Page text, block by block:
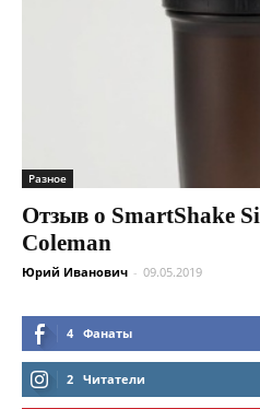
Разное
Отзыв о SmartShake
Coleman
Юрий Иванович - 09.05.2019
4 Фанаты
2 Читатели